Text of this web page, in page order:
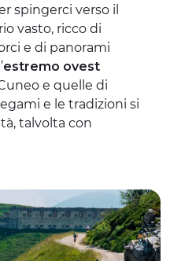
spingerci verso il
vasto, ricco di
e di panorami
estremo ovest
e quelle di
e le tradizioni si
talvolta con